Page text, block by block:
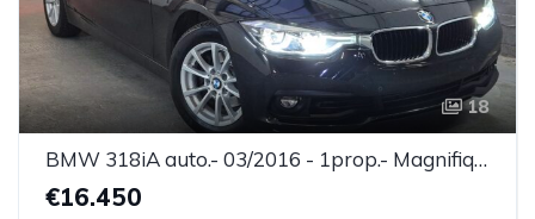
18
BMW 318iA auto.- 03/2016 - 1prop.- Magnifique état ! - Garantie
€16.450